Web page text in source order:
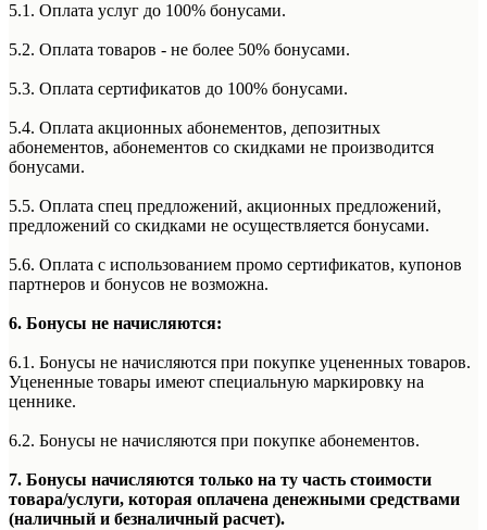
5.1. Оплата услуг до 100% бонусами.
5.2. Оплата товаров - не более 50% бонусами.
5.3. Оплата сертификатов до 100% бонусами.
5.4. Оплата акционных абонементов, депозитных
абонементов, абонементов со скидками не производится
бонусами.
5.5. Оплата спец предложений, акционных предложений,
предложений со скидками не осуществляется бонусами.
5.6. Оплата с использованием промо сертификатов, купонов
партнеров и бонусов не возможна.
6. Бонусы не начисляются:
6.1. Бонусы не начисляются при покупке уцененных товаров.
Уцененные товары имеют специальную маркировку на
ценнике.
6.2. Бонусы не начисляются при покупке абонементов.
7. Бонусы начисляются только на ту часть стоимости
товара/услуги, которая оплачена денежными средствами
(наличный и безналичный расчет).